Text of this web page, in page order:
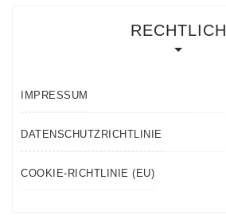
RECHTLICH
IMPRESSUM
DATENSCHUTZRICHTLINIE
COOKIE-RICHTLINIE (EU)